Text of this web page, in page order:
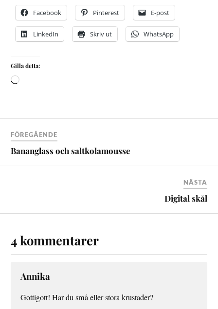
Facebook Pinterest E-post
LinkedIn Skriv ut WhatsApp
Gilla detta:
FÖREGÅENDE
Bananglass och saltkolamousse
NÄSTA
Digital skål
4 kommentarer
Annika
Gottigott! Har du små eller stora krustader?